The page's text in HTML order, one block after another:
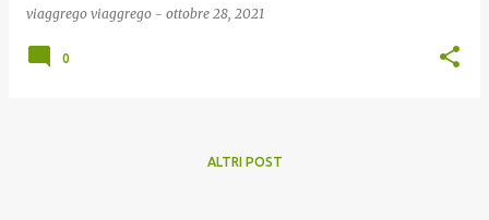
viaggrego viaggrego - ottobre 28, 2021
0
ALTRI POST